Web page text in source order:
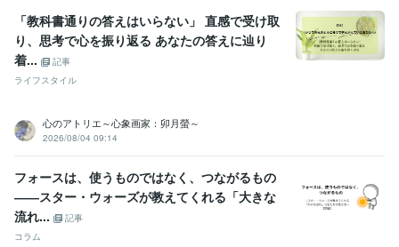
学歴
某国立大学 1979年3月 ~ 1983年2月
「教科書通りの答えはいらない」 直感で受け取
り、思考で心を振り返る あなたの答えに辿り
着...
記事
ライフスタイル
心のアトリエ～心象画家：卯月螢～
2026/08/04 09:14
フォースは、使うものではなく、つながるもの
――スター・ウォーズが教えてくれる「大きな
流れ...
記事
コラム